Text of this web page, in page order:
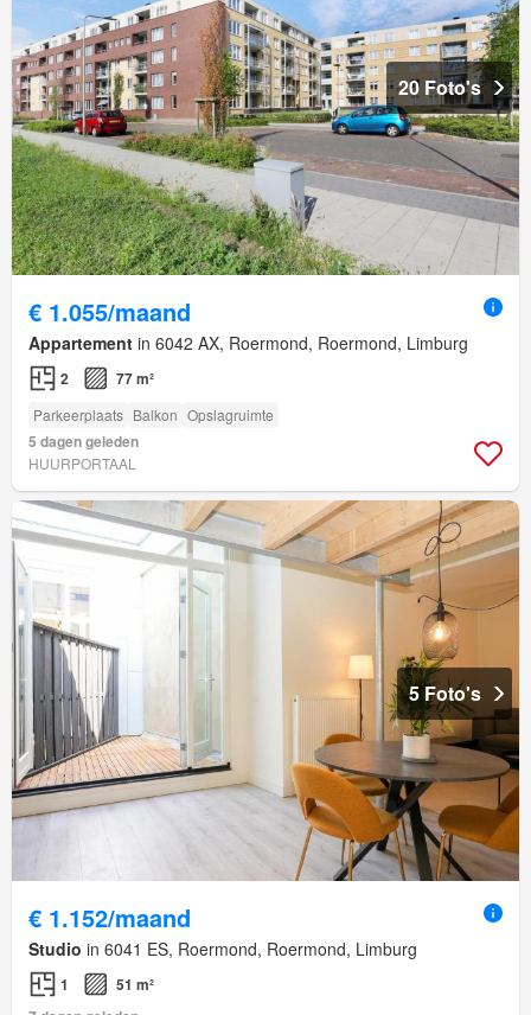
20 Foto's
€ 1.055/maand
Appartement in 6042 AX, Roermond, Roermond, Limburg
2 77 m²
Parkeerplaats Balkon Opslagruimte
5 dagen geleden
HUURPORTAAL
5 Foto's
€ 1.152/maand
Studio in 6041 ES, Roermond, Roermond, Limburg
1
51 m²